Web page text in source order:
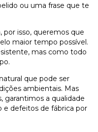
ou uma frase que te
por isso, queremos que
maior tempo possível.
mas como todo
que pode ser
ambientais. Mas
garantimos a qualidade
e defeitos de fábrica por